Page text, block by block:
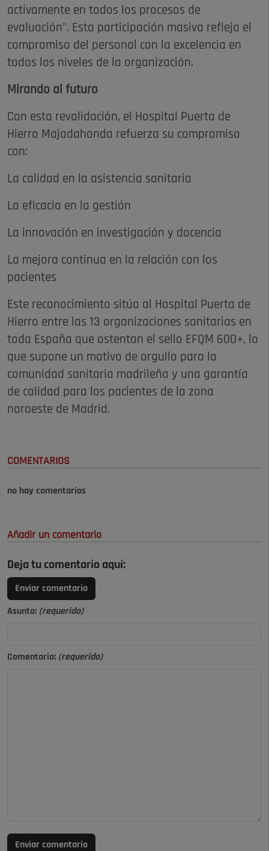
activamente en todos los procesos de
evaluación". Esta participación masiva refleja el
compromiso del personal con la excelencia en
todos los niveles de la organización.
Mirando al futuro
Con esta revalidación, el Hospital Puerta de
Hierro Majadahonda refuerza su compromiso
con:
La calidad en la asistencia sanitaria
La eficacia en la gestión
La innovación en investigación y docencia
La mejora continua en la relación con los
pacientes
Este reconocimiento sitúa al Hospital Puerta de
Hierro entre las 13 organizaciones sanitarias en
toda España que ostentan el sello EFQM 600+, lo
que supone un motivo de orgullo para la
comunidad sanitaria madrileña y una garantía
de calidad para los pacientes de la zona
noroeste de Madrid.
COMENTARIOS
no hay comentarios
Añadir un comentario
Deja tu comentario aquí:
Enviar comentario
Asunto: (requerido)
Comentario: (requerido)
Enviar comentario